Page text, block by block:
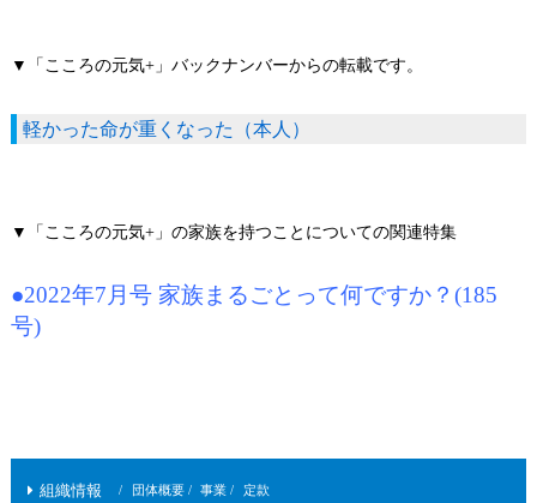
▼「こころの元気+」バックナンバーからの転載です。
軽かった命が重くなった（本人）
▼「こころの元気+」の家族を持つことについての関連特集
●2022年7月号 家族まるごとって何ですか？(185
号)
組織情報 団体概要 事業 定款